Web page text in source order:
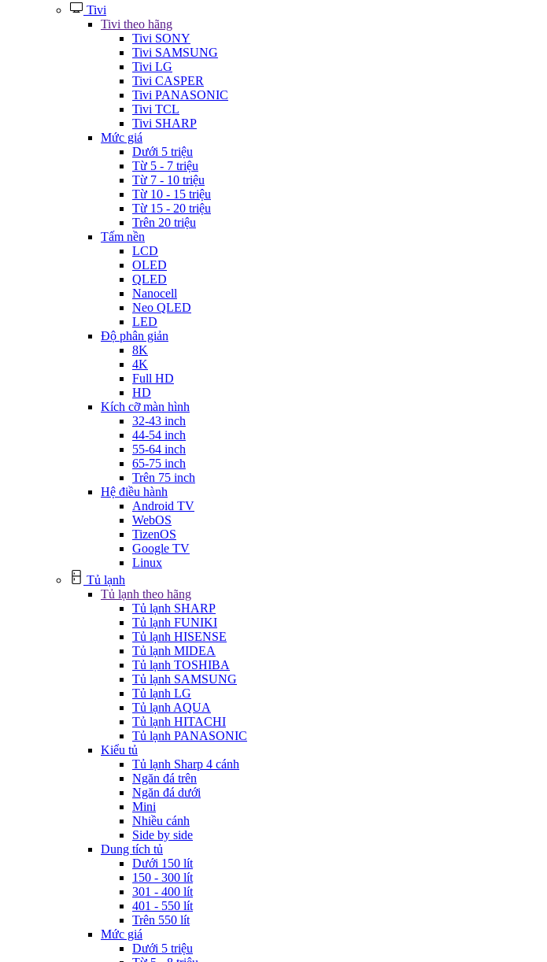
Tivi
Tivi theo hãng
Tivi SONY
Tivi SAMSUNG
Tivi LG
Tivi CASPER
Tivi PANASONIC
Tivi TCL
Tivi SHARP
Mức giá
Dưới 5 triệu
Từ 5 - 7 triệu
Từ 7 - 10 triệu
Từ 10 - 15 triệu
Từ 15 - 20 triệu
Trên 20 triệu
Tấm nền
LCD
OLED
QLED
Nanocell
Neo QLED
LED
Độ phân giản
8K
4K
Full HD
HD
Kích cỡ màn hình
32-43 inch
44-54 inch
55-64 inch
65-75 inch
Trên 75 inch
Hệ điều hành
Android TV
WebOS
TizenOS
Google TV
Linux
Tủ lạnh
Tủ lạnh theo hãng
Tủ lạnh SHARP
Tủ lạnh FUNIKI
Tủ lạnh HISENSE
Tủ lạnh MIDEA
Tủ lạnh TOSHIBA
Tủ lạnh SAMSUNG
Tủ lạnh LG
Tủ lạnh AQUA
Tủ lạnh HITACHI
Tủ lạnh PANASONIC
Kiểu tủ
Tủ lạnh Sharp 4 cánh
Ngăn đá trên
Ngăn đá dưới
Mini
Nhiều cánh
Side by side
Dung tích tủ
Dưới 150 lít
150 - 300 lít
301 - 400 lít
401 - 550 lít
Trên 550 lít
Mức giá
Dưới 5 triệu